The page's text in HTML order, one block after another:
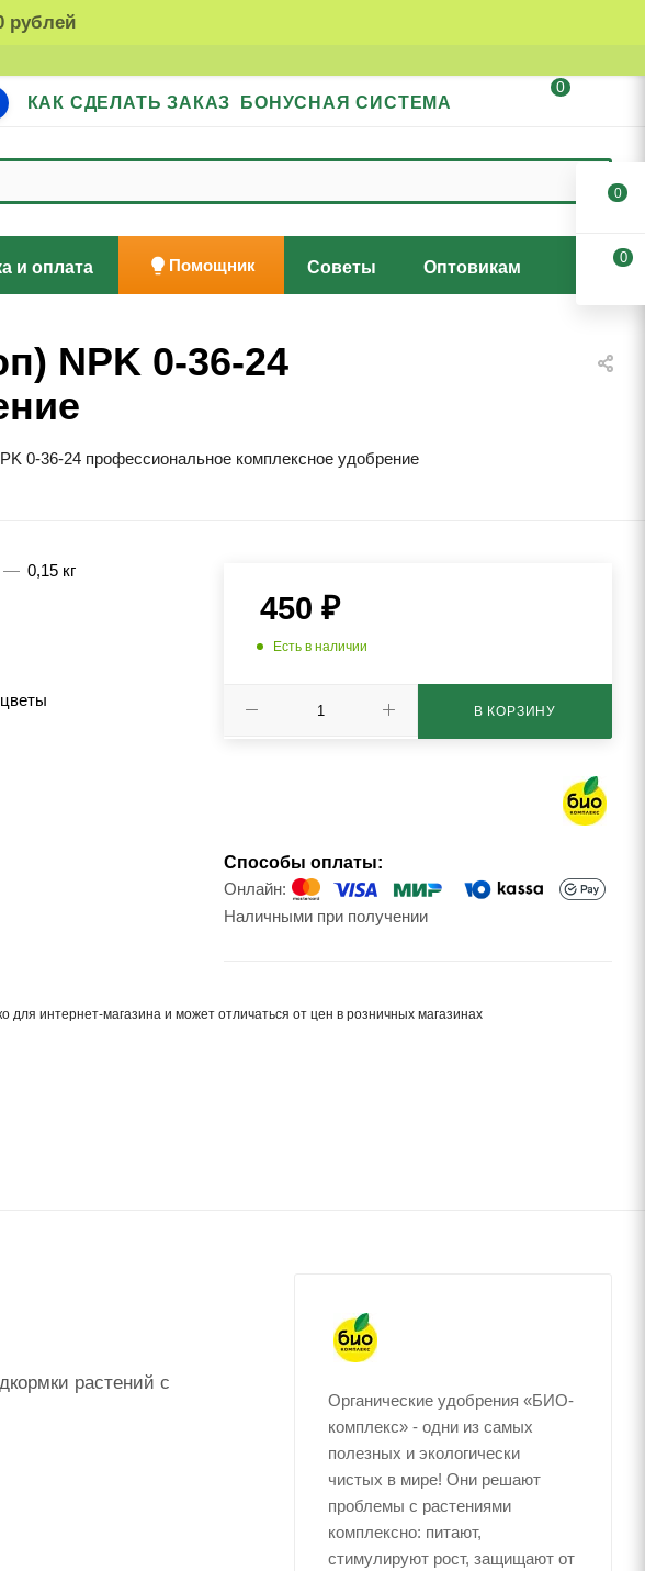
рублей
КАК СДЕЛАТЬ ЗАКАЗ БОНУСНАЯ СИСТЕМА
0
и оплата Помощник Советы Оптовикам
NPK 0-36-24
0-36-24 профессиональное комплексное удобрение
— 0,15 кг
450 ₽
Есть в наличии
В КОРЗИНУ
Способы оплаты:
Онлайн:
Наличными при получении
для интернет-магазина и может отличаться от цен в розничных магазинах
растений с
Органические удобрения «БИО-
комплекс» - одни из самых
полезных и экологически
чистых в мире! Они решают
проблемы с растениями
комплексно: питают,
стимулируют рост, защищают от
0
0